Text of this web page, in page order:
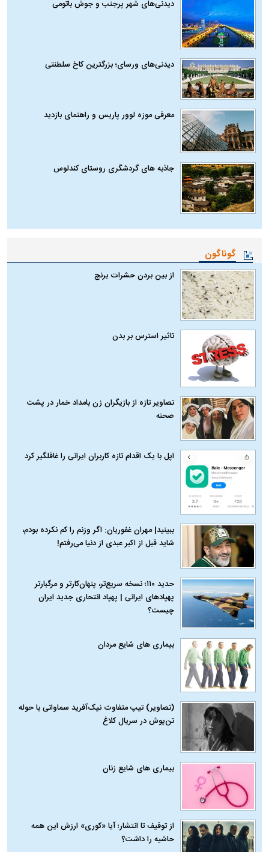
دیدنی‌های شهر پرجنب و جوش باتومی
دیدنی‌های ورسای؛ بزرگترین کاخ سلطنتی
معرفی موزه لوور پاریس و راهنمای بازدید
جاذبه های گردشگری روستای کندلوس
گوناگون
از بین بردن حشرات برنج
تاثیر استرس بر بدن
تصاویر تازه از بازیگران زن بامداد خمار در پشت
صحنه
اپل با یک اقدام تازه کاربران ایرانی را غافلگیر کرد
ببینید| مهران غفوریان: اگر وزنم را کم نکرده بودم،
شاید قبل از اکبر عبدی از دنیا می‌رفتم!
حدید ۱۱۰؛ نسخه سریع‌تر، پنهان‌کارتر و مرگبارتر
پهپادهای ایرانی | پهپاد انتحاری جدید ایران
چیست؟
بیماری‌ های شایع مردان
(تصاویر) تیپ متفاوت نیک‌آفرید سماواتی با حوله
تن‌پوش در سریال کلاغ
بیماری‌ های شایع زنان
از توقیف تا انتشار؛ آیا «کوری» ارزش این همه
حاشیه را داشت؟